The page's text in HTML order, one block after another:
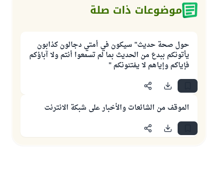
موضوعات ذات صلة
حول صحة حديث" سيكون في أمتي دجالون كذابون
يأتونكم ببدع من الحديث بما لم تسمعوا أنتم ولا آباؤكم
فإياكم وإياهم لا يفتنونكم "
الموقف من الشائعات والأخبار على شبكة الانترنت